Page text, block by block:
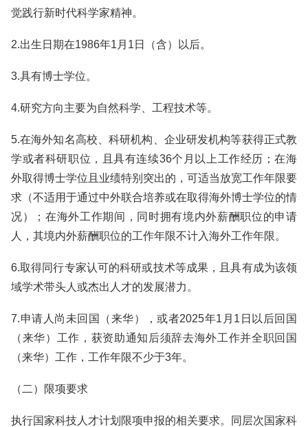
觉践行新时代科学家精神。
2.出生日期在1986年1月1日（含）以后。
3.具有博士学位。
4.研究方向主要为自然科学、工程技术等。
5.在海外知名高校、科研机构、企业研发机构等获得正式教
学或者科研职位，且具有连续36个月以上工作经历；在海
外取得博士学位且业绩特别突出的，可适当放宽工作年限要
求（不适用于通过中外联合培养或在取得海外博士学位的情
况）；在海外工作期间，同时拥有境内外薪酬职位的申请
人，其境内外薪酬职位的工作年限不计入海外工作年限。
6.取得同行专家认可的科研或技术等成果，且具有成为该领
域学术带头人或杰出人才的发展潜力。
7.申请人尚未回国（来华），或者2025年1月1日以后回国
（来华）工作，获资助通知后须辞去海外工作并全职回国
（来华）工作，工作年限不少于3年。
（二）限项要求
执行国家科技人才计划限项申报的相关要求。同层次国家科